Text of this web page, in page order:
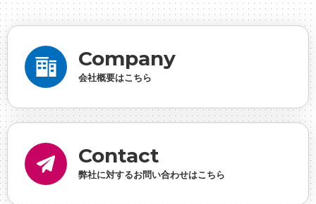
デザイナー
#プランナー #プログラマー
#プログ
ラム愛
事業実績
#事業紹介 #仕事紹介
#休業日
らん
#健康企業宣言 #健康優良法人 #入社式
#
理・ゲームPM
#勉強会
に理解した
Company
会社概要はこちら
Contact
弊社に対するお問い合わせはこちら